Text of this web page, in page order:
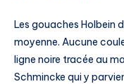
Les gouaches Holbein
moyenne. Aucune
ligne noire tracée au
Schmincke qui y